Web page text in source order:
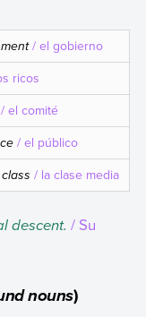
/ el gobierno
ricos
/ el comité
/ el público
/ la clase media
descent. / Su
nouns)